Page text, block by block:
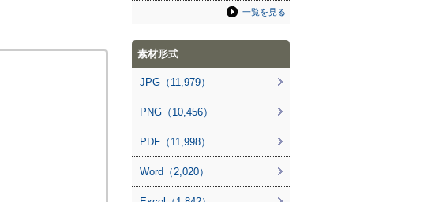
一覧を見る
素材形式
JPG（11,979）
PNG（10,456）
PDF（11,998）
Word（2,020）